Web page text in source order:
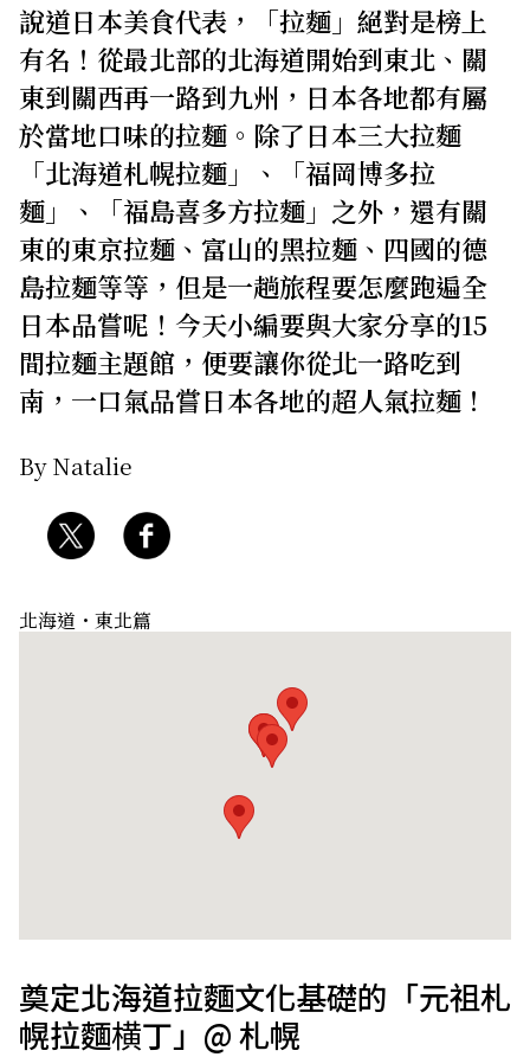
說道日本美食代表，「拉麵」絕對是榜上
有名！從最北部的北海道開始到東北、關
東到關西再一路到九州，日本各地都有屬
於當地口味的拉麵。除了日本三大拉麵
「北海道札幌拉麵」、「福岡博多拉
麵」、「福島喜多方拉麵」之外，還有關
東的東京拉麵、富山的黑拉麵、四國的德
島拉麵等等，但是一趟旅程要怎麼跑遍全
日本品嘗呢！今天小編要與大家分享的15
間拉麵主題館，便要讓你從北一路吃到
南，一口氣品嘗日本各地的超人氣拉麵！
By Natalie
北海道・東北篇
奠定北海道拉麵文化基礎的「元祖札
幌拉麵横丁」@ 札幌